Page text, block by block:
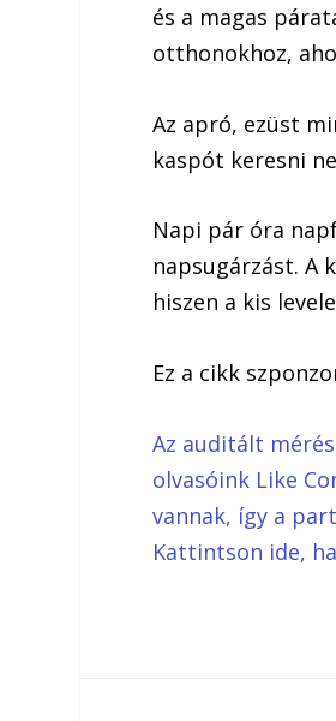
és a magas
otthonokhoz,
Az apró, ezüst
kaspót keresni
Napi pár óra
napsugárzást. A
hiszen a kis
Ez a cikk
Az auditált
olvasóink Like
vannak, így a
Kattintson ide,